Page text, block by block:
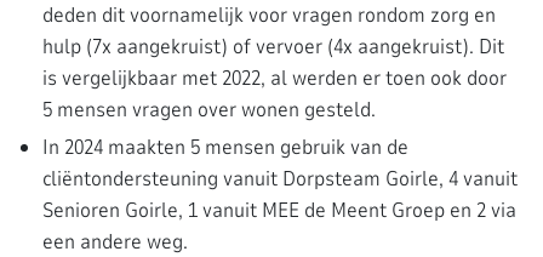
deden dit voornamelijk voor vragen rondom zorg en
hulp (7x aangekruist) of vervoer (4x aangekruist). Dit
is vergelijkbaar met 2022, al werden er toen ook door
5 mensen vragen over wonen gesteld.
In 2024 maakten 5 mensen gebruik van de
cliëntondersteuning vanuit Dorpsteam Goirle, 4 vanuit
Senioren Goirle, 1 vanuit MEE de Meent Groep en 2 via
een andere weg.